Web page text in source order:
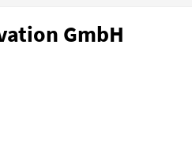
GmbH